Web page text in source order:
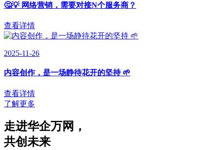
🤔💡 网络营销，需要对接N个服务商？
查看详情
2025-11-26
内容创作，是一场静待花开的坚持 🌱
查看详情
了解更多
走进华企万网 ，
共创未来